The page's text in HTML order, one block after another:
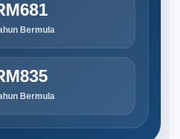
Bermula
Bermula